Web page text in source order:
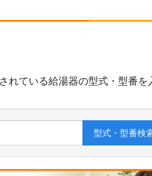
れている給湯器の型式・型番を
型式・型番検